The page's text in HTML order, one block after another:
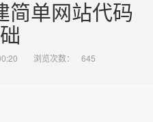
简单网站代码
浏览次数： 645